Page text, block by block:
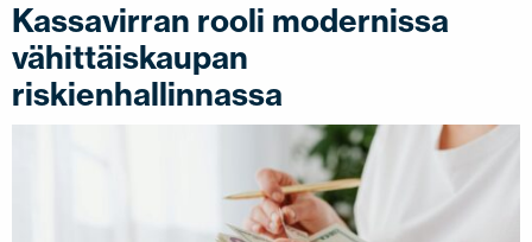
Kassavirran rooli modernissa
vähittäiskaupan
riskienhallinnassa